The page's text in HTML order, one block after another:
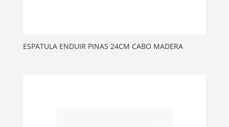
ESPATULA ENDUIR PINAS 24CM CABO MADERA